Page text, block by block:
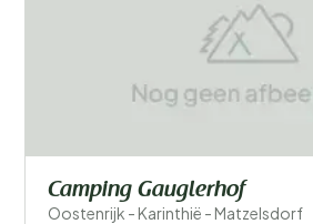
Camping Gauglerhof
Oostenrijk - Karinthië - Matzelsdorf